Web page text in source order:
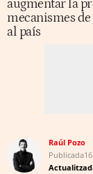
augmentar la
mecanismes
al país
Raúl Pozo
Publicada